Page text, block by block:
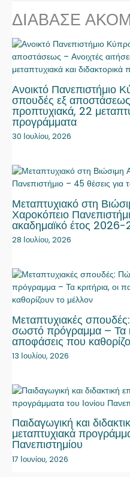
ΔΙΑΒΑΣΕ
Ανοικτό Πανεπιστήμιο
σπουδές εξ αποστάσεως
προπτυχιακά, 22
προγράμματα
30 Ιουλίου, 2026
Μεταπτυχιακό στη
Χαροκόπειο
ακαδημαϊκό έτος
28 Ιουλίου, 2026
Μεταπτυχιακές
σωστό πρόγραμμα – Τα
αποφάσεις που
13 Ιουλίου, 2026
Παιδαγωγική και
μεταπτυχιακά
Πανεπιστημίου
17 Ιουνίου, 2026